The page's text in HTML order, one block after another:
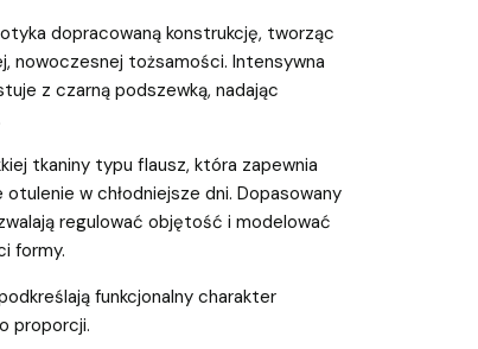
dopracowaną konstrukcję, tworząc
nowoczesnej tożsamości. Intensywna
z czarną podszewką, nadając
tkaniny typu flausz, która zapewnia
w chłodniejsze dni. Dopasowany
regulować objętość i modelować
formy.
funkcjonalny charakter
proporcji.